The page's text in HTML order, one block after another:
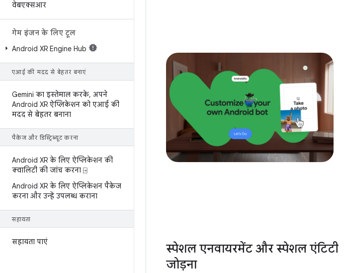
वेबएक्सआर
गेम इंजन के लिए टूल
Android XR Engine Hub
एआई की मदद से बेहतर बनाएं
Gemini का इस्तेमाल करके, अपने
Android XR ऐप्लिकेशन को एआई की
मदद से बेहतर बनाना
पैकेज और डिस्ट्रिब्यूट करना
Android XR के लिए ऐप्लिकेशन की
क्वालिटी की जांच करना ⍈
Android XR के लिए ऐप्लिकेशन पैकेज
करना और उन्हें उपलब्ध कराना
सहायता
सहायता पाएं
स्पेशल एनवायरमेंट और स्पेशल एंटिटी
जोड़ना